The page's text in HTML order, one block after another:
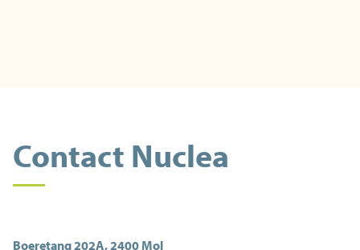
Contact Nuclea
Boeretang 202A,2400Mol